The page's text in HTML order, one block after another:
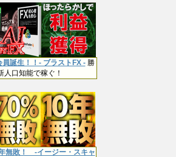
員誕生！！- ブラストFX -勝
人口知能で稼ぐ！
無敗！ -イージー・スキャ